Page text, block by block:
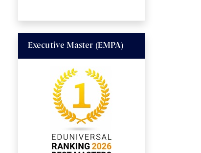
Executive Master (EMPA)